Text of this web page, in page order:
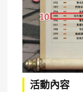
活動內容